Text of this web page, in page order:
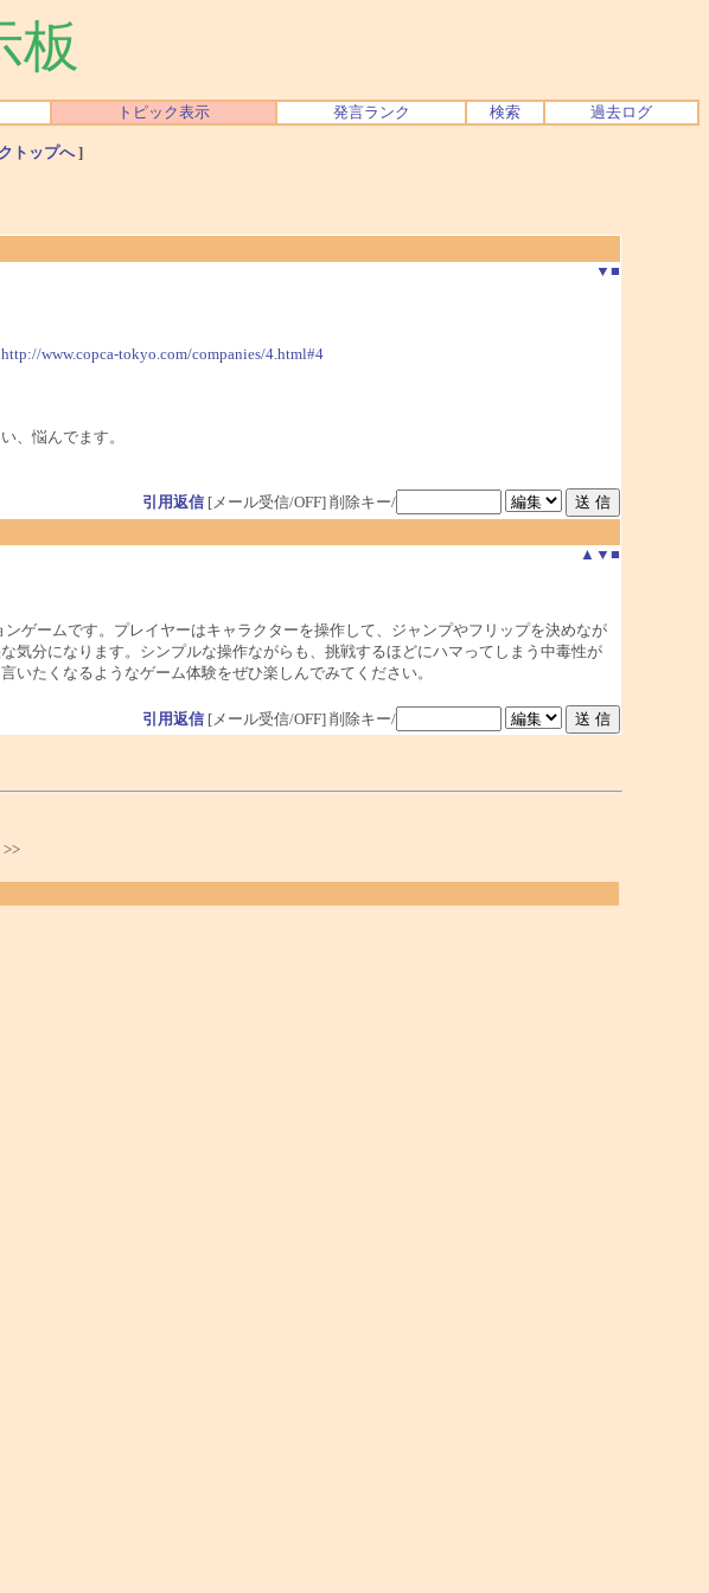
板
トピック表示 発言ランク 検索 過去ログ
トップへ]
▼ ■
http://www.copca-tokyo.com/companies/4.html#4
い、悩んでます。
引用返信[メール受信/OFF] 削除キー/
▲ ▼ ■
ゲームです。プレイヤーはキャラクターを操作して、ジャンプやフリップを決めなが
気分になります。シンプルな操作ながらも、挑戦するほどにハマってしまう中毒性が
たくなるようなゲーム体験をぜひ楽しんでみてください。
引用返信[メール受信/OFF] 削除キー/
>>